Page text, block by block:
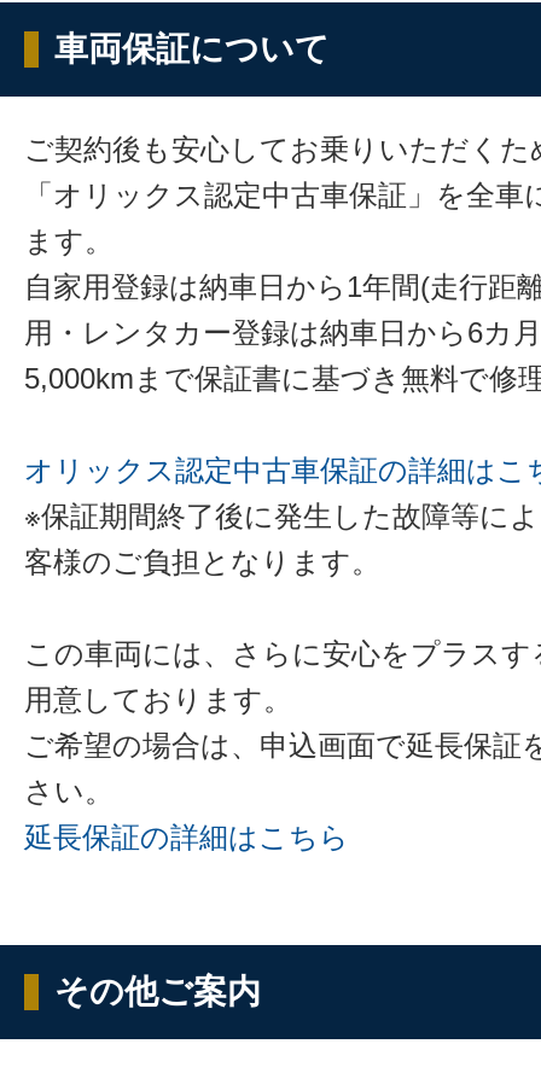
車両保証について
ご契約後も安心してお乗りいただくた
「オリックス認定中古車保証」を全
ます。
自家用登録は納車日から1年間(走行距
用・レンタカー登録は納車日から6カ
5,000kmまで保証書に基づき無料で修
オリックス認定中古車保証の詳細はこ
※保証期間終了後に発生した故障等に
客様のご負担となります。
この車両には、さらに安心をプラス
用意しております。
ご希望の場合は、申込画面で延長保証
さい。
延長保証の詳細はこちら
その他ご案内